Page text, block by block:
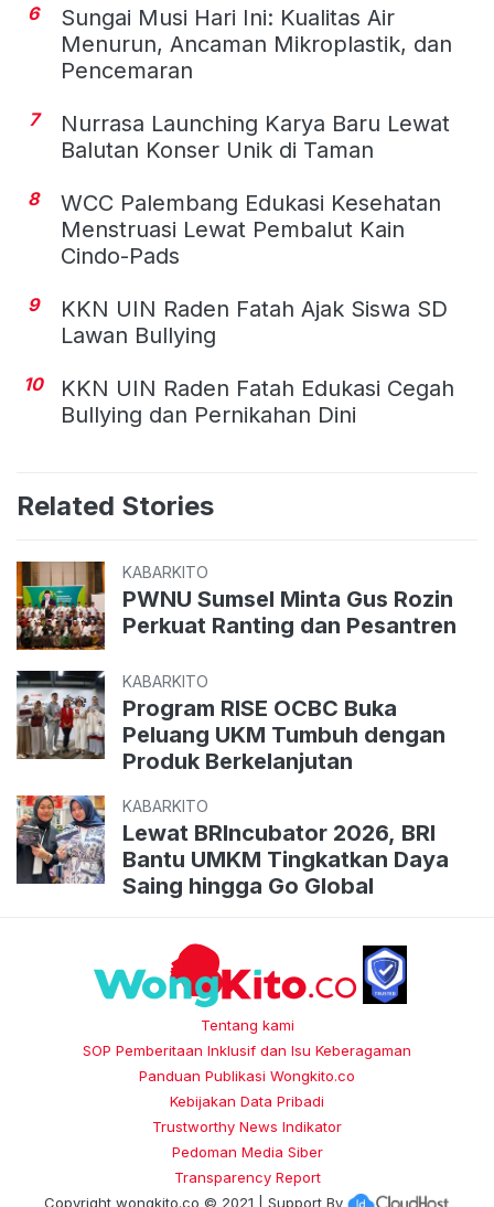
6
Sungai Musi Hari Ini: Kualitas Air
Menurun, Ancaman Mikroplastik, dan
Pencemaran
7
Nurrasa Launching Karya Baru Lewat
Balutan Konser Unik di Taman
8
WCC Palembang Edukasi Kesehatan
Menstruasi Lewat Pembalut Kain
Cindo-Pads
9
KKN UIN Raden Fatah Ajak Siswa SD
Lawan Bullying
10
KKN UIN Raden Fatah Edukasi Cegah
Bullying dan Pernikahan Dini
Related Stories
KABARKITO
PWNU Sumsel Minta Gus Rozin
Perkuat Ranting dan Pesantren
KABARKITO
Program RISE OCBC Buka
Peluang UKM Tumbuh dengan
Produk Berkelanjutan
KABARKITO
Lewat BRIncubator 2026, BRI
Bantu UMKM Tingkatkan Daya
Saing hingga Go Global
Tentang kami
SOP Pemberitaan Inklusif dan Isu Keberagaman
Panduan Publikasi Wongkito.co
Kebijakan Data Pribadi
Trustworthy News Indikator
Pedoman Media Siber
Transparency Report
Copyright wongkito.co © 2021 | Support By